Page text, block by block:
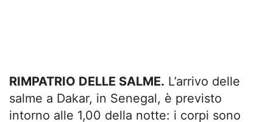
RIMPATRIO DELLE SALME. L’arrivo delle
salme a Dakar, in Senegal, è previsto
intorno alle 1,00 della notte: i corpi sono